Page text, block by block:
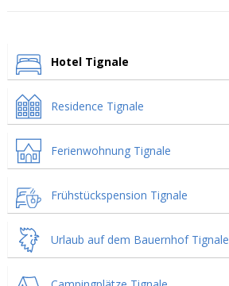
Hotel Tignale
Residence Tignale
Ferienwohnung Tignale
Frühstückspension Tignale
Urlaub auf dem Bauernhof Tignale